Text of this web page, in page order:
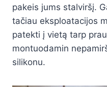
pakeis jums stalviršį.
tačiau eksploatacijos
patekti į vietą tarp
montuodamin
silikonu.